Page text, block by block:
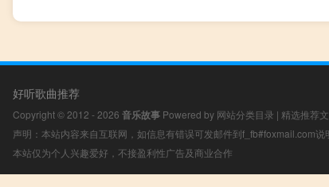
好听歌曲推荐
Copyright © 2012 - 2026 音乐故事 Powered by 网站分类目录 | 精选推荐
声明：本站内容来自互联网，如信息有错误可发邮件到f_fb#foxmail.com
本站仅为个人兴趣爱好，不接盈利性广告及商业合作